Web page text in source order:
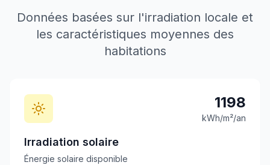
Données basées sur l'irradiation locale et
les caractéristiques moyennes des
habitations
1198
kWh/m²/an
Irradiation solaire
Énergie solaire disponible